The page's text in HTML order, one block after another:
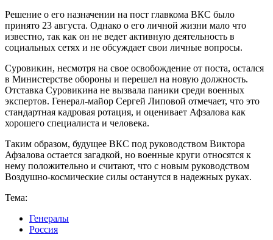
Решение о его назначении на пост главкома ВКС было
принято 23 августа. Однако о его личной жизни мало что
известно, так как он не ведет активную деятельность в
социальных сетях и не обсуждает свои личные вопросы.
Суровикин, несмотря на свое освобождение от поста, остался
в Министерстве обороны и перешел на новую должность.
Отставка Суровикина не вызвала паники среди военных
экспертов. Генерал-майор Сергей Липовой отмечает, что это
стандартная кадровая ротация, и оценивает Афзалова как
хорошего специалиста и человека.
Таким образом, будущее ВКС под руководством Виктора
Афзалова остается загадкой, но военные круги относятся к
нему положительно и считают, что с новым руководством
Воздушно-космические силы останутся в надежных руках.
Тема:
Генералы
Россия